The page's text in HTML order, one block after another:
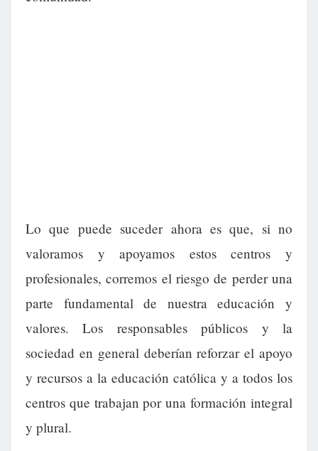
Lo que puede suceder ahora es que, si no
valoramos y apoyamos estos centros y
profesionales, corremos el riesgo de perder una
parte fundamental de nuestra educación y
valores. Los responsables públicos y la
sociedad en general deberían reforzar el apoyo
y recursos a la educación católica y a todos los
centros que trabajan por una formación integral
y plural.